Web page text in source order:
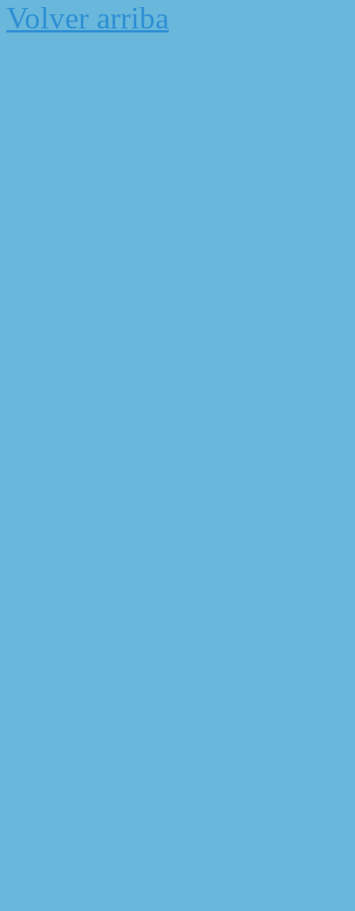
Volver arriba